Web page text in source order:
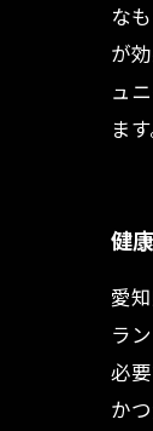
な
が
ュ
ます
健
愛
ラ
必
か